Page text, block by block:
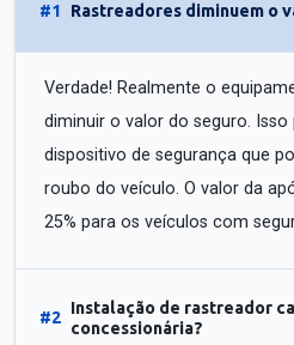
#1 Rastreadores diminuem o
Verdade! Realmente o
diminuir o valor do seguro. Isso
dispositivo de segurança que
roubo do veículo. O valor da
25% para os veículos com
#2
Instalação de rastreador
concessionária?